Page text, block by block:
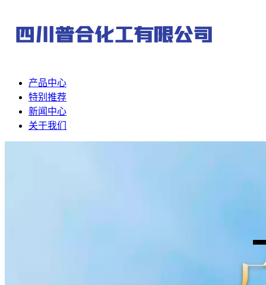
产品中心
特别推荐
新闻中心
关于我们